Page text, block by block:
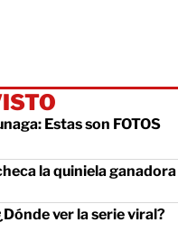
Estas son FOTOS
la quiniela ganadora
ver la serie viral?